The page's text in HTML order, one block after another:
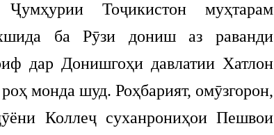
Ҷумҳурии Тоҷикистон муҳтарам
ба Рӯзи дониш аз раванди
дар Донишгоҳи давлатии Хатлон
монда шуд. Роҳбарият, омӯзгорон,
Коллеҷ суханрониҳои Пешвои